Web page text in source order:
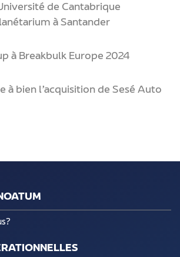
de Cantabrique
à Santander
à Breakbulk Europe 2024
à bien l’acquisition de Sesé Auto